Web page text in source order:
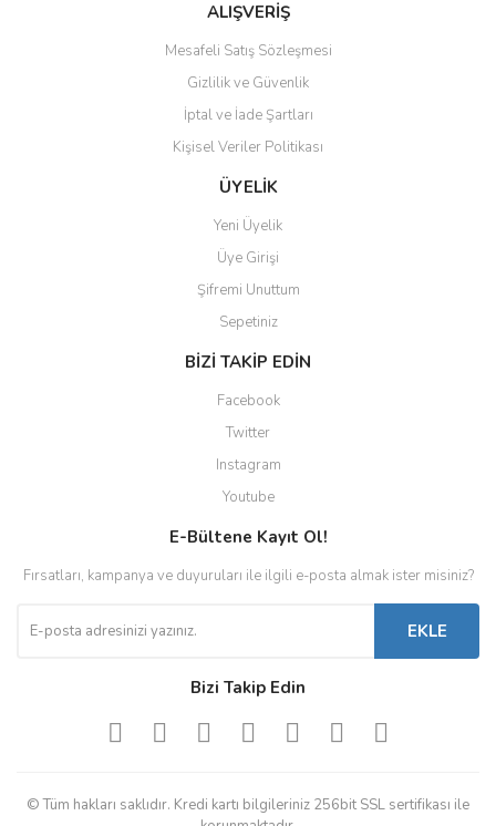
ALIŞVERİŞ
Mesafeli Satış Sözleşmesi
Gizlilik ve Güvenlik
İptal ve İade Şartları
Kişisel Veriler Politikası
ÜYELİK
Yeni Üyelik
Üye Girişi
Şifremi Unuttum
Sepetiniz
BİZİ TAKİP EDİN
Facebook
Twitter
Instagram
Youtube
E-Bültene Kayıt Ol!
Fırsatları, kampanya ve duyuruları ile ilgili e-posta almak ister misiniz?
EKLE
Bizi Takip Edin
© Tüm hakları saklıdır. Kredi kartı bilgileriniz 256bit SSL sertifikası ile